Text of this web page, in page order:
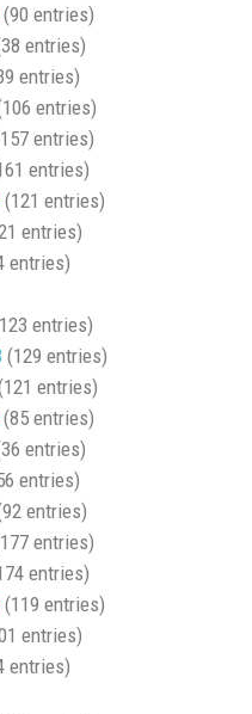
entries)
entries)
entries)
entries)
entries)
entries)
(121 entries)
entries)
entries)
entries)
(129 entries)
entries)
(85 entries)
entries)
entries)
entries)
entries)
entries)
(119 entries)
entries)
entries)